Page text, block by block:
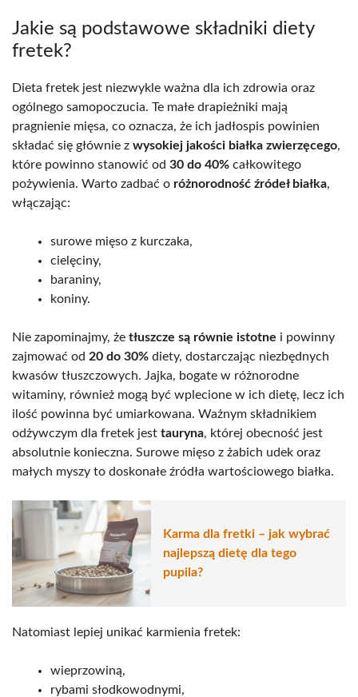
Jakie są podstawowe składniki diety
fretek?
Dieta fretek jest niezwykle ważna dla ich zdrowia oraz
ogólnego samopoczucia. Te małe drapieżniki mają
pragnienie mięsa, co oznacza, że ich jadłospis powinien
składać się głównie z wysokiej jakości białka zwierzęcego,
które powinno stanowić od 30 do 40% całkowitego
pożywienia. Warto zadbać o różnorodność źródeł białka,
włączając:
surowe mięso z kurczaka,
cielęciny,
baraniny,
koniny.
Nie zapominajmy, że tłuszcze są równie istotne i powinny
zajmować od 20 do 30% diety, dostarczając niezbędnych
kwasów tłuszczowych. Jajka, bogate w różnorodne
witaminy, również mogą być wplecione w ich dietę, lecz ich
ilość powinna być umiarkowana. Ważnym składnikiem
odżywczym dla fretek jest tauryna, której obecność jest
absolutnie konieczna. Surowe mięso z żabich udek oraz
małych myszy to doskonałe źródła wartościowego białka.
Karma dla fretki – jak wybrać
najlepszą dietę dla tego
pupila?
Natomiast lepiej unikać karmienia fretek:
wieprzowiną,
rybami słodkowodnymi,